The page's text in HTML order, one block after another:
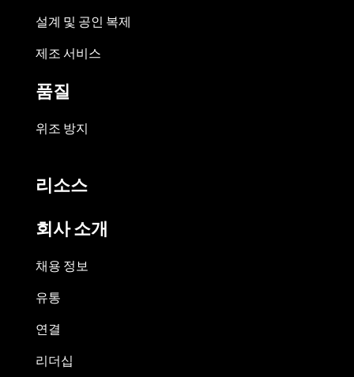
설계 및 공인 복제
제조 서비스
품질
위조 방지
리소스
회사 소개
채용 정보
유통
연결
리더십